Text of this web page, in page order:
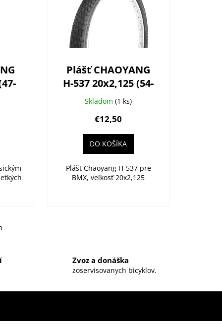
Plášť CHAOYANG
H-537 20x2,125 (54-
406)
Skladom(1 ks)
€12,50
DO KOŠÍKA
Plášť Chaoyang H-537 pre
BMX, veľkosť 20x2,125
Zvoz a donáška
zoservisovanych bicyklov.